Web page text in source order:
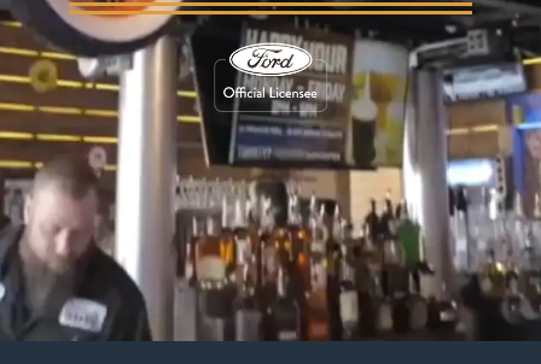
Vídeo de fondo que muestra el ambiente